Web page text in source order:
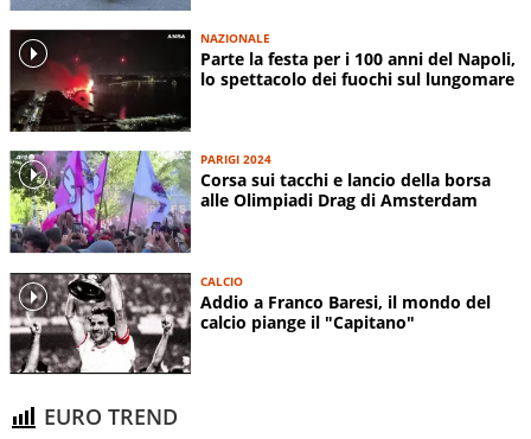
NAZIONALE
Parte la festa per i 100 anni del Napoli,
lo spettacolo dei fuochi sul lungomare
PARIGI 2024
Corsa sui tacchi e lancio della borsa
alle Olimpiadi Drag di Amsterdam
CALCIO
Addio a Franco Baresi, il mondo del
calcio piange il "Capitano"
EURO TREND